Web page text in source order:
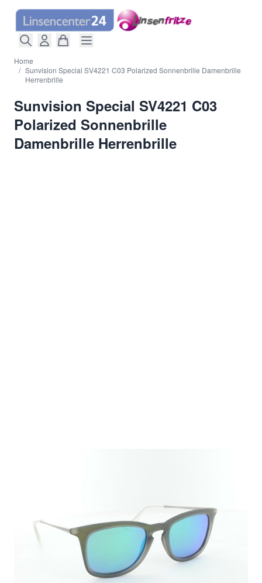
Direkt zum Inhalt
Home
/ Sunvision Special SV4221 C03 Polarized Sonnenbrille Damenbrille
Herrenbrille
Sunvision Special SV4221 C03
Polarized Sonnenbrille
Damenbrille Herrenbrille
Menge
In den Warenkorb